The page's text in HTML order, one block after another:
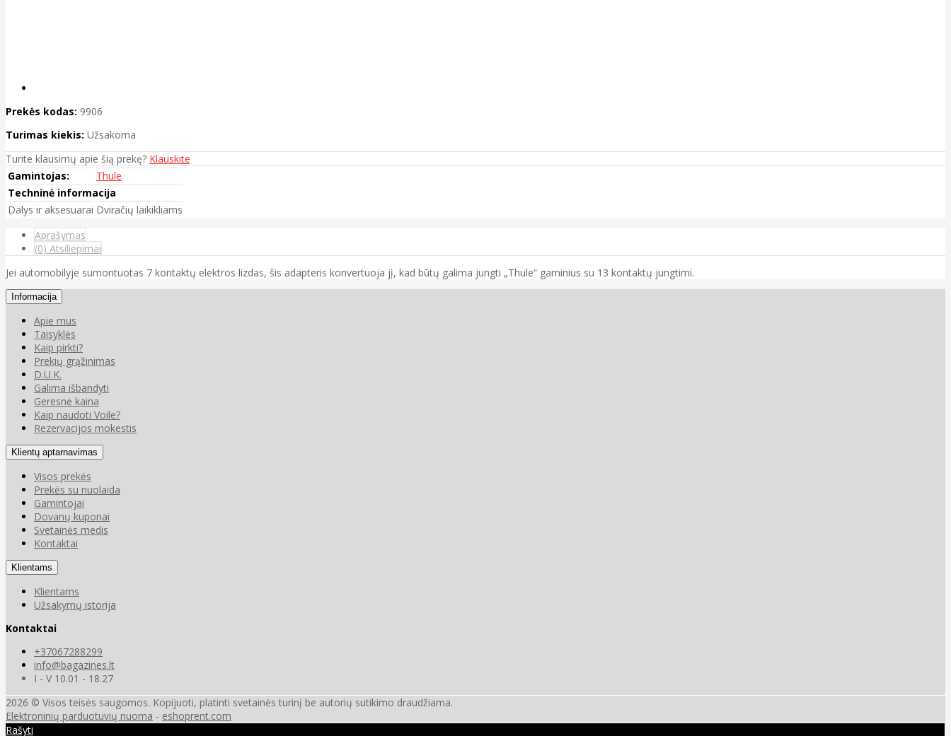
Prekės kodas: 9906
Turimas kiekis: Užsakoma
Turite klausimų apie šią prekę? Klauskite
Gamintojas:
Thule
Techninė informacija
Dalys ir aksesuarai Dviračių laikikliams
Aprašymas
(0) Atsiliepimai
Jei automobilyje sumontuotas 7 kontaktų elektros lizdas, šis adapteris konvertuoja jį, kad būtų galima jungti „Thule“ gaminius su 13 kontaktų jungtimi.
Informacija
Apie mus
Taisyklės
Kaip pirkti?
Prekių grąžinimas
D.U.K.
Galima išbandyti
Geresnė kaina
Kaip naudoti Voile?
Rezervacijos mokestis
Klientų aptarnavimas
Visos prekės
Prekės su nuolaida
Gamintojai
Dovanų kuponai
Svetainės medis
Kontaktai
Klientams
Klientams
Užsakymų istorija
Kontaktai
+37067288299
info@bagazines.lt
I - V 10.01 - 18.27
2026 © Visos teisės saugomos. Kopijuoti, platinti svetainės turinį be autorių sutikimo draudžiama.
Elektroninių parduotuvių nuoma - eshoprent.com
Rašyti